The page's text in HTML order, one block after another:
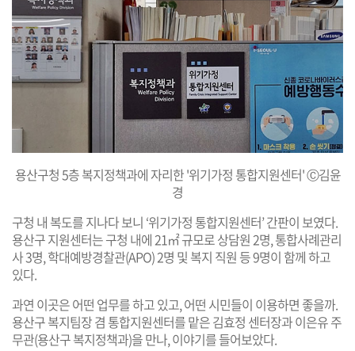
용산구청 5층 복지정책과에 자리한 '위기가정 통합지원센터' Ⓒ김윤
경
구청 내 복도를 지나다 보니 ‘위기가정 통합지원센터’ 간판이 보였다.
용산구 지원센터는 구청 내에 21㎡ 규모로 상담원 2명, 통합사례관리
사 3명, 학대예방경찰관(APO) 2명 및 복지 직원 등 9명이 함께 하고
있다.
과연 이곳은 어떤 업무를 하고 있고, 어떤 시민들이 이용하면 좋을까.
용산구 복지팀장 겸 통합지원센터를 맡은 김효정 센터장과 이은유 주
무관(용산구 복지정책과)을 만나, 이야기를 들어보았다.